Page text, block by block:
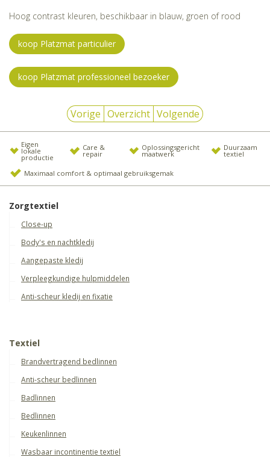
Hoog contrast kleuren, beschikbaar in blauw, groen of rood
koop Platzmat particulier
koop Platzmat professioneel bezoeker
Vorige Overzicht Volgende
Eigen
lokale
productie
Care &
repair
Oplossingsgericht
maatwerk
Duurzaam
textiel
Maximaal comfort & optimaal gebruiksgemak
Zorgtextiel
Close-up
Body's en nachtkledij
Aangepaste kledij
Verpleegkundige hulpmiddelen
Anti-scheur kledij en fixatie
Textiel
Brandvertragend bedlinnen
Anti-scheur bedlinnen
Badlinnen
Bedlinnen
Keukenlinnen
Wasbaar incontinentie textiel